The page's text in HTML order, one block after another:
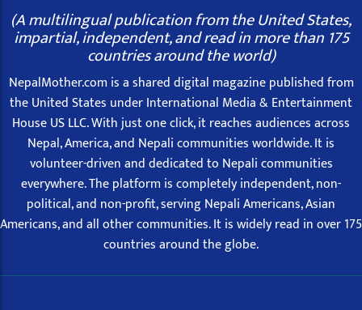
(A multilingual publication from the United States,
impartial, independent, and read in more than 175
countries around the world)
NepalMother.com is a shared digital magazine published from
the United States under International Media & Entertainment
House US LLC. With just one click, it reaches audiences across
Nepal, America, and Nepali communities worldwide. It is
volunteer-driven and dedicated to Nepali communities
everywhere. The platform is completely independent, non-
political, and non-profit, serving Nepali Americans, Asian
Americans, and all other communities. It is widely read in over 175
countries around the globe.